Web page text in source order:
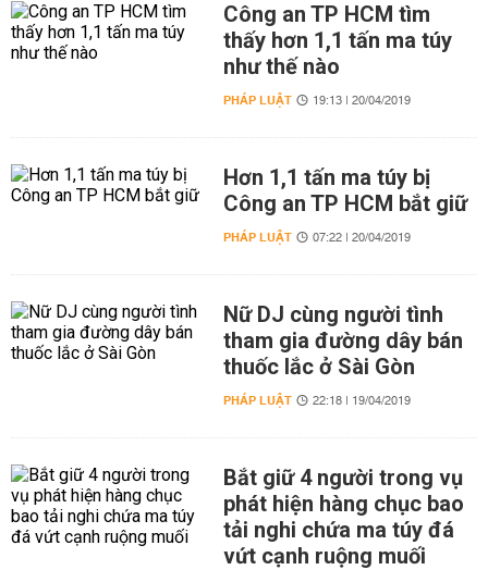
Công an TP HCM tìm
thấy hơn 1,1 tấn ma túy
như thế nào
PHÁP LUẬT 19:13 | 20/04/2019
Hơn 1,1 tấn ma túy bị
Công an TP HCM bắt giữ
PHÁP LUẬT 07:22 | 20/04/2019
Nữ DJ cùng người tình
tham gia đường dây bán
thuốc lắc ở Sài Gòn
PHÁP LUẬT 22:18 | 19/04/2019
Bắt giữ 4 người trong vụ
phát hiện hàng chục bao
tải nghi chứa ma túy đá
vứt cạnh ruộng muối